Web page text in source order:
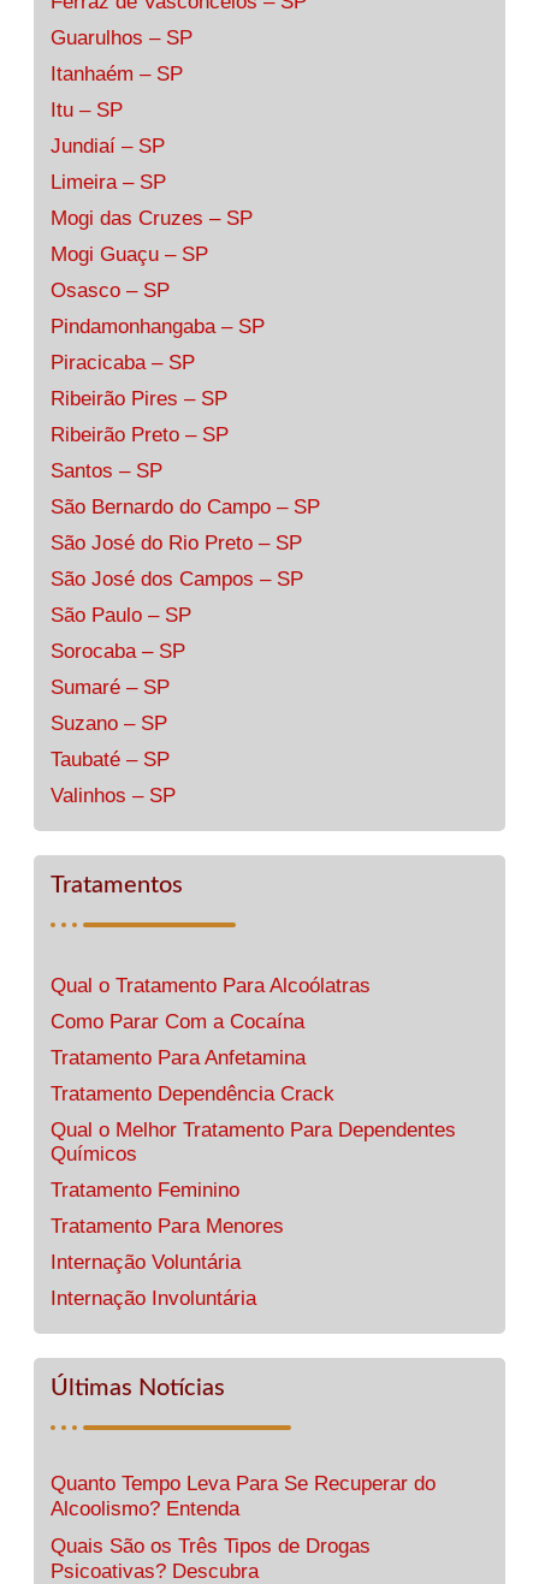
Guarulhos – SP
Itanhaém – SP
Itu – SP
Jundiaí – SP
Limeira – SP
Mogi das Cruzes – SP
Mogi Guaçu – SP
Osasco – SP
Pindamonhangaba – SP
Piracicaba – SP
Ribeirão Pires – SP
Ribeirão Preto – SP
Santos – SP
São Bernardo do Campo – SP
São José do Rio Preto – SP
São José dos Campos – SP
São Paulo – SP
Sorocaba – SP
Sumaré – SP
Suzano – SP
Taubaté – SP
Valinhos – SP
Tratamentos
Qual o Tratamento Para Alcoólatras
Como Parar Com a Cocaína
Tratamento Para Anfetamina
Tratamento Dependência Crack
Qual o Melhor Tratamento Para Dependentes
Químicos
Tratamento Feminino
Tratamento Para Menores
Internação Voluntária
Internação Involuntária
Últimas Notícias
Quanto Tempo Leva Para Se Recuperar do
Alcoolismo? Entenda
Quais São os Três Tipos de Drogas
Psicoativas? Descubra